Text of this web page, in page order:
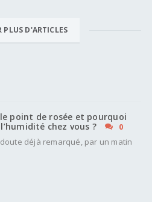
PLUS D'ARTICLES
le point de rosée et pourquoi
chez vous ?
0
déjà remarqué, par un matin